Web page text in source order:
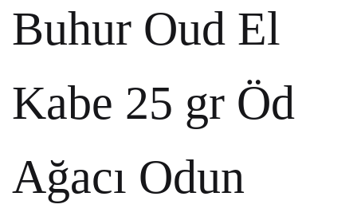
Buhur Oud El
Kabe 25 gr Öd
Ağacı Odun